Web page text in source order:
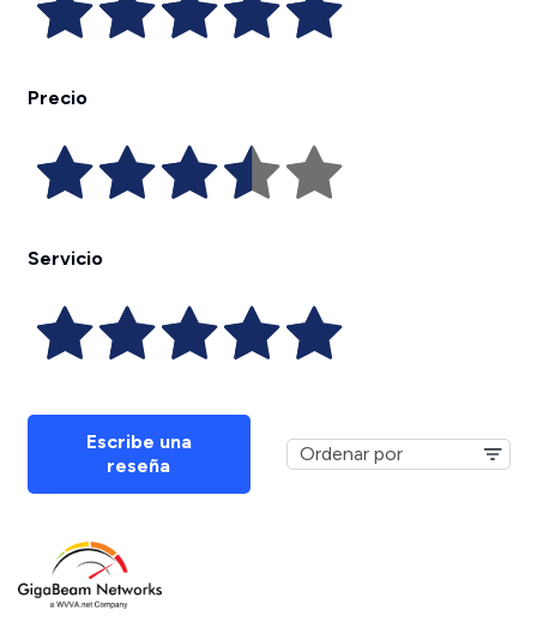
Precio
Servicio
Escribe una
reseña